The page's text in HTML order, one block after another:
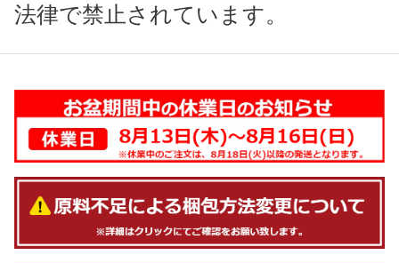
法律で禁止されています。